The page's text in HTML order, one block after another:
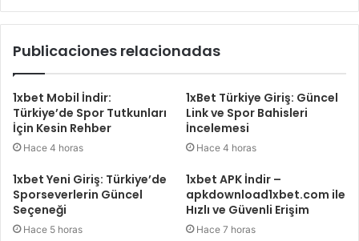
Publicaciones relacionadas
1xbet Mobil İndir:
Türkiye’de Spor Tutkunları
İçin Kesin Rehber
Hace 4 horas
1xBet Türkiye Giriş: Güncel
Link ve Spor Bahisleri
İncelemesi
Hace 4 horas
1xbet Yeni Giriş: Türkiye’de
Sporseverlerin Güncel
Seçeneği
Hace 5 horas
1xbet APK İndir –
apkdownload1xbet.com ile
Hızlı ve Güvenli Erişim
Hace 7 horas